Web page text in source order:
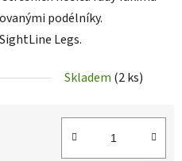
podélníky.
Legs.
Skladem (2 ks)